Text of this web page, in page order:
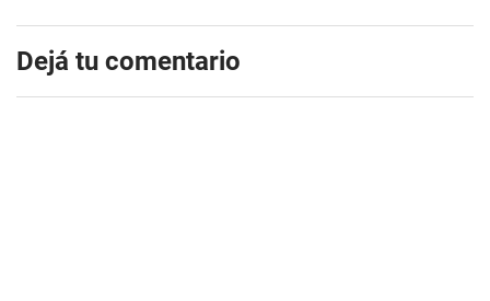
Dejá tu comentario